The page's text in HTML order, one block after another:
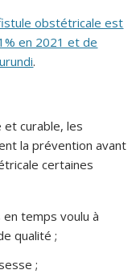
obstétricale est
en 2021 et de
.
curable, les
la prévention avant
certaines
temps voulu à
qualité ;
;